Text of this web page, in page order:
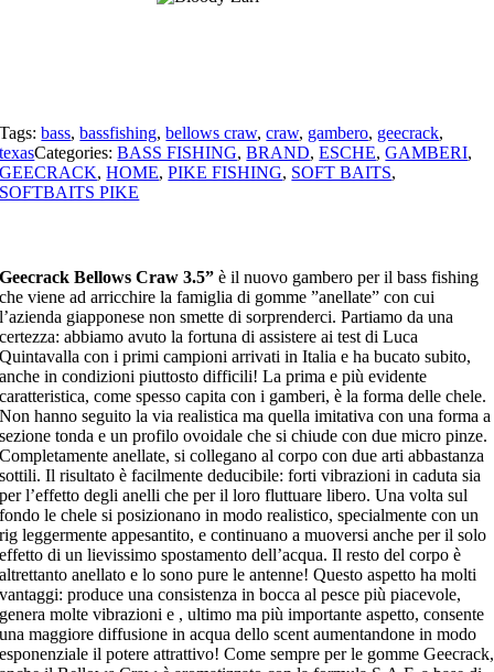
Tags:bass,bassfishing,bellows craw,craw, gambero, geecrack,
texasCategories:BASS FISHING,BRAND,ESCHE,GAMBERI,
GEECRACK,HOME,PIKE FISHING, SOFT BAITS,
SOFTBAITS PIKE
Geecrack Bellows Craw 3.5” è il nuovo gambero per il bass fishing
che viene ad arricchire la famiglia di gomme ”anellate” con cui
l’azienda giapponese non smette di sorprenderci. Partiamo da una
certezza: abbiamo avuto la fortuna di assistere ai test di Luca
Quintavalla con i primi campioni arrivati in Italia e ha bucato subito,
anche in condizioni piuttosto difficili! La prima e più evidente
caratteristica, come spesso capita con i gamberi, è la forma delle chele.
Non hanno seguito la via realistica ma quella imitativa con una forma a
sezione tonda e un profilo ovoidale che si chiude con due micro pinze.
Completamente anellate, si collegano al corpo con due arti abbastanza
sottili. Il risultato è facilmente deducibile: forti vibrazioni in caduta sia
per l’effetto degli anelli che per il loro fluttuare libero. Una volta sul
fondo le chele si posizionano in modo realistico, specialmente con un
rig leggermente appesantito, e continuano a muoversi anche per il solo
effetto di un lievissimo spostamento dell’acqua. Il resto del corpo è
altrettanto anellato e lo sono pure le antenne! Questo aspetto ha molti
vantaggi: produce una consistenza in bocca al pesce più piacevole,
genera molte vibrazioni e , ultimo ma più importante aspetto, consente
una maggiore diffusione in acqua dello scent aumentandone in modo
esponenziale il potere attrattivo! Come sempre per le gomme Geecrack,